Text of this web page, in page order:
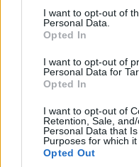
consent section.
I want to opt-out of
Personal Data.
Opted In
I want to opt-out of
Personal Data for
Opted In
I want to opt-out of
Retention, Sale,
Personal Data that
Purposes for which it
Opted Out